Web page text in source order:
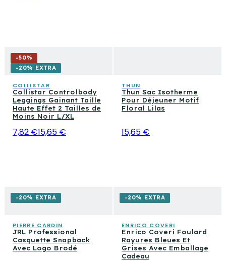
-50%
-20% EXTRA
COLLISTAR
Collistar Controlbody
Leggings Gainant Taille
Haute Effet 2 Tailles de
Moins Noir L/XL
7,82 €15,65 €
THUN
Thun Sac Isotherme
Pour Déjeuner Motif
Floral Lilas
15,65 €
-20% EXTRA
PIERRE CARDIN
JRL Professional
Casquette Snapback
Avec Logo Brodé
-20% EXTRA
ENRICO COVERI
Enrico Coveri Foulard
Rayures Bleues Et
Grises Avec Emballage
Cadeau